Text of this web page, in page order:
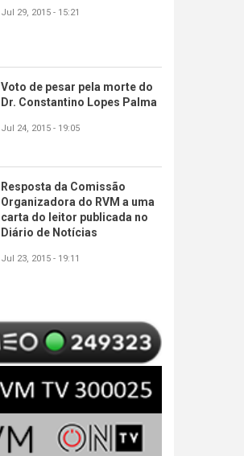
Jul 29, 2015 - 15:21
Voto de pesar pela morte do
Dr. Constantino Lopes Palma
Jul 24, 2015 - 19:05
Resposta da Comissão
Organizadora do RVM a uma
carta do leitor publicada no
Diário de Notícias
Jul 23, 2015 - 19:11